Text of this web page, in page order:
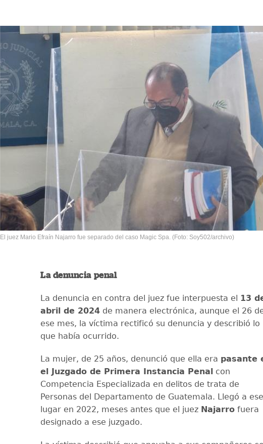
El juez Mario Efraín Najarro fue separado del caso Magic Spa. (Foto: Soy502/archivo)
La denuncia penal
La denuncia en contra del juez fue interpuesta el 13
abril de 2024 de manera electrónica, aunque el 26
ese mes, la víctima rectificó su denuncia y describió lo
que había ocurrido.
La mujer, de 25 años, denunció que ella era pasante
el Juzgado de Primera Instancia Penal con
Competencia Especializada en delitos de trata de
Personas del Departamento de Guatemala. Llegó a ese
lugar en 2022, meses antes que el juez Najarro fuera
designado a ese juzgado.